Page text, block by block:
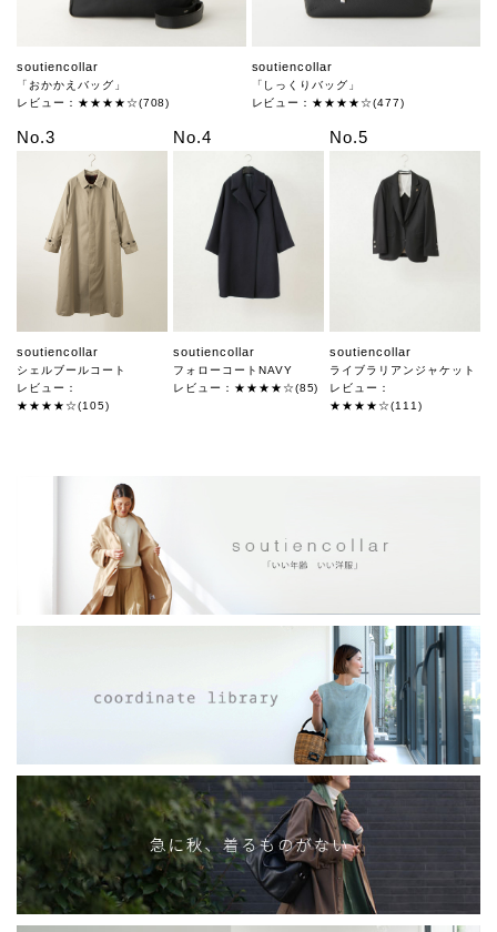
soutiencollar
「おかかえバッグ」
レビュー：★★★★☆(708)
soutiencollar
「しっくりバッグ」
レビュー：★★★★☆(477)
No.3
soutiencollar
シェルブールコート
レビュー：
★★★★☆(105)
No.4
soutiencollar
フォローコートNAVY
レビュー：★★★★☆(85)
No.5
soutiencollar
ライブラリアンジャケット
レビュー：
★★★★☆(111)